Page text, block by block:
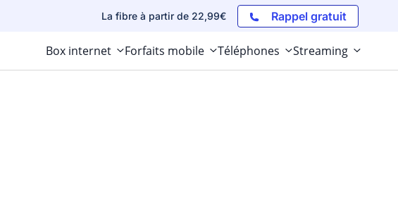
La fibre à partir de 22,99€ Rappel gratuit
Box internet Forfaits mobile Téléphones Streaming